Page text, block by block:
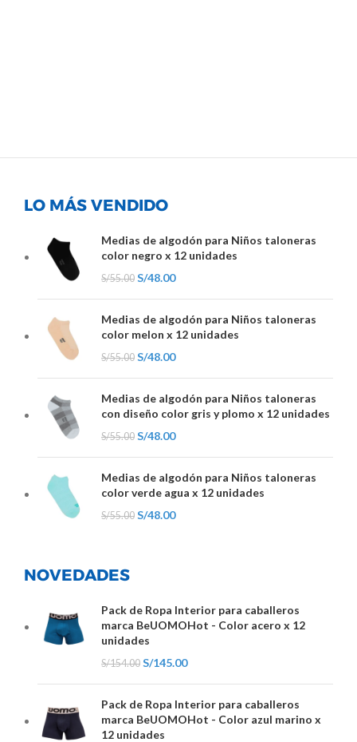
LO MÁS VENDIDO
Medias de algodón para Niños taloneras
color negro x 12 unidades
S/55.00 S/48.00
Medias de algodón para Niños taloneras
color melon x 12 unidades
S/55.00 S/48.00
Medias de algodón para Niños taloneras
con diseño color gris y plomo x 12 unidades
S/55.00 S/48.00
Medias de algodón para Niños taloneras
color verde agua x 12 unidades
S/55.00 S/48.00
NOVEDADES
Pack de Ropa Interior para caballeros
marca BeUOMOHot - Color acero x 12
unidades
S/154.00 S/145.00
Pack de Ropa Interior para caballeros
marca BeUOMOHot - Color azul marino x
12 unidades